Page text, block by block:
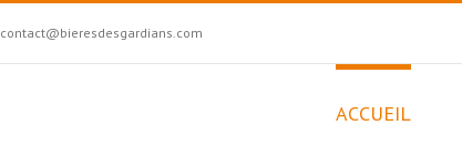
contact@bieresdesgardians.com
ACCUEIL